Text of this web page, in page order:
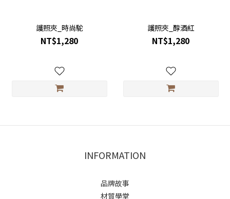
護照夾_時尚駝
NT$1,280
護照夾_醇酒紅
NT$1,280
INFORMATION
品牌故事
材質學堂